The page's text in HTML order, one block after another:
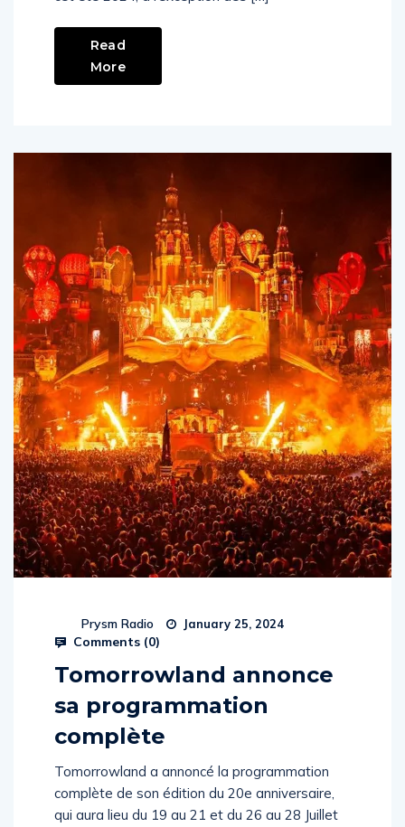
Read
More
Prysm Radio January 25, 2024
Comments (0)
Tomorrowland annonce
sa programmation
complète
Tomorrowland a annoncé la programmation
complète de son édition du 20e anniversaire,
qui aura lieu du 19 au 21 et du 26 au 28 Juillet